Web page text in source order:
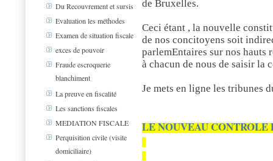
Du Recouvrement et sursis
Evaluation les méthodes
Examen de situation fiscale
exces de pouvoir
Fraude escroquerie
blanchiment
La preuve en fiscalité
Les sanctions fiscales
MEDIATION FISCALE
Perquisition civile (visite
domiciliaire)
de Bruxelles.
Ceci étant , la nouvelle
de nos concitoyens soit
parlemEntaires sur nos hauts
à chacun de nous de saisir la
Je mets en ligne les tribunes
LE NOUVEAU